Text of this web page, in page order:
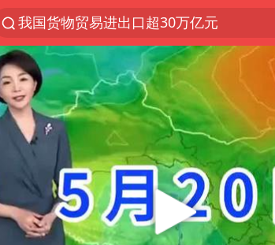
我国货物贸易进出口超30万亿元
上半年我国机械工业经济运行稳中有进
官方通报教师招聘笔试前13名被淘汰
四川宜宾市高县发生4.9级地震
国防部回应日本试射“战斧”导弹
A股三大股指收涨
泰国枪击案凶手先杀祖父母后行凶
台风“白海豚”体型变大！环流面积接近13